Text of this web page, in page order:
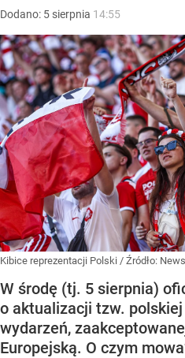
Dodano: 5 sierpnia 14:55
Kibice reprezentacji Polski / Źródło:
W środę (tj. 5 sierpnia)
o aktualizacji tzw.
wydarzeń,
Europejską. O czym